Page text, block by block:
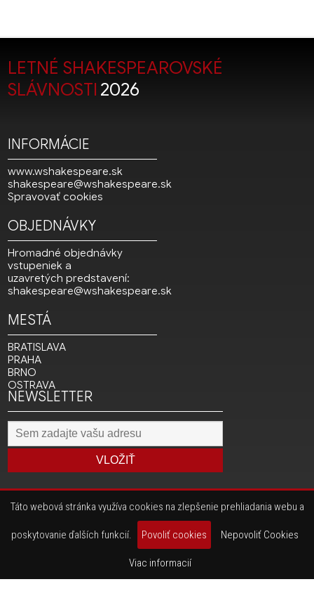
Táto webová stránka využíva cookies na zlepšenie prehliadania webu a
poskytovanie ďalších funkcií. Povoliť cookies Nepovoliť Cookies
Viac informacií
LETNÉ SHAKESPEAROVSKÉ
SLÁVNOSTI 2026
INFORMÁCIE
www.wshakespeare.sk
shakespeare@wshakespeare.sk
Spravovať cookies
OBJEDNÁVKY
Hromadné objednávky
vstupeniek a
uzavretých predstavení:
shakespeare@wshakespeare.sk
MESTÁ
BRATISLAVA
PRAHA
BRNO
OSTRAVA
NEWSLETTER
VLOŽIŤ
Copyright © 2001 - 2026Agentúra JAY production s.r.o.|
Graphic Solutions s.r.o.
Kontaktujte násv prípade otázok alebo problémov s
prezeraním našich stránok.